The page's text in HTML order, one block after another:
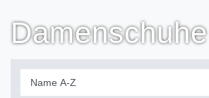
Damenschuhe